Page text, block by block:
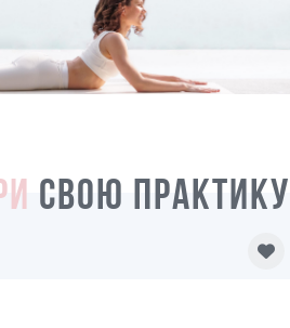
СВОЮ ПРАКТИКУ